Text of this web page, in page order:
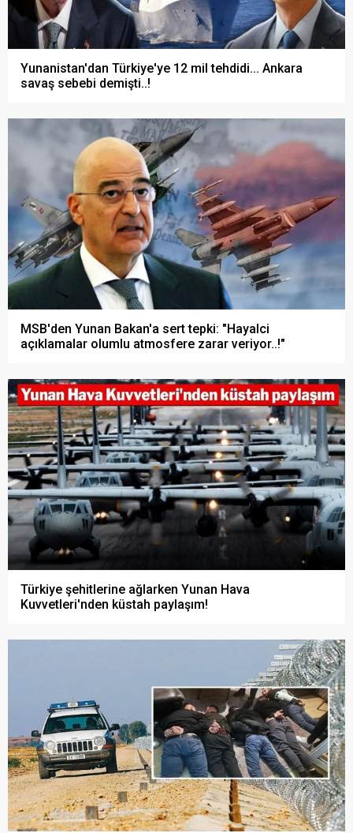
Yunanistan'dan Türkiye'ye 12 mil tehdidi... Ankara
savaş sebebi demişti..!
MSB'den Yunan Bakan'a sert tepki: "Hayalci
açıklamalar olumlu atmosfere zarar veriyor..!"
Türkiye şehitlerine ağlarken Yunan Hava
Kuvvetleri'nden küstah paylaşım!